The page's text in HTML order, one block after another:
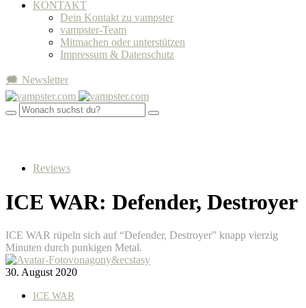
KONTAKT
Dein Kontakt zu vampster
vampster-Team
Mitmachen oder unterstützen
Impressum & Datenschutz
🗯 Newsletter
Reviews
ICE WAR: Defender, Destroyer
ICE WAR rüpeln sich auf “Defender, Destroyer” knapp vierzig
Minuten durch punkigen Metal.
vonagony&ecstasy
30. August 2020
ICE WAR